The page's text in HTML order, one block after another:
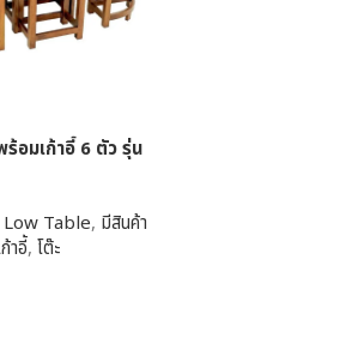
ร้อมเก้าอี้ 6 ตัว รุ่น
Low Table, มีสินค้า
าอี้, โต๊ะ